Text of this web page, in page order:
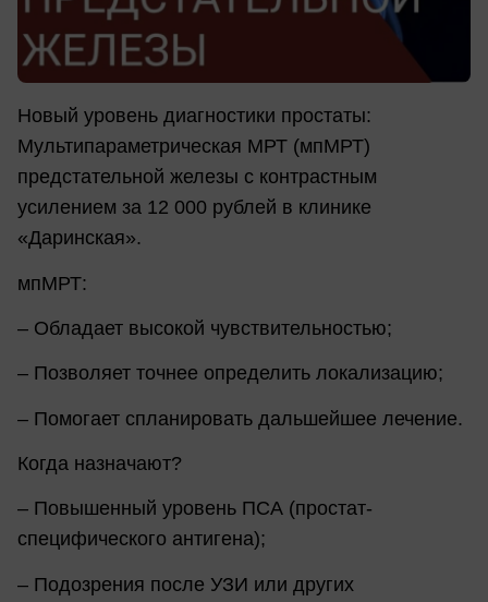
Новый уровень диагностики простаты:
Мультипараметрическая МРТ (мпМРТ)
предстательной железы с контрастным
усилением за 12 000 рублей в клинике
«Даринская».
мпМРТ:
– Обладает высокой чувствительностью;
– Позволяет точнее определить локализацию;
– Помогает спланировать дальшейшее лечение.
Когда назначают?
– Повышенный уровень ПСА (простат-
специфического антигена);
– Подозрения после УЗИ или других